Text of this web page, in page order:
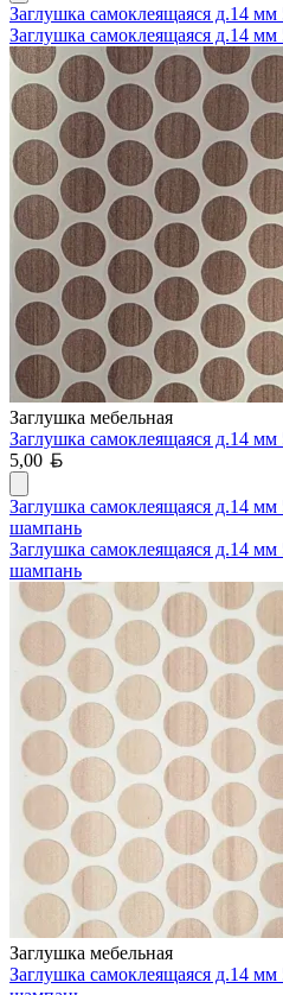
Заглушка самоклеящаяся д.14
Заглушка самоклеящаяся д.14
Заглушка мебельная
Заглушка самоклеящаяся д.14
5,00
Заглушка самоклеящаяся д.14
шампань
Заглушка самоклеящаяся д.14
шампань
Заглушка мебельная
Заглушка самоклеящаяся д.14